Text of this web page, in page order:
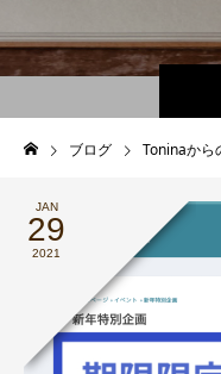
ブログ Toninaから
JAN
29
2021